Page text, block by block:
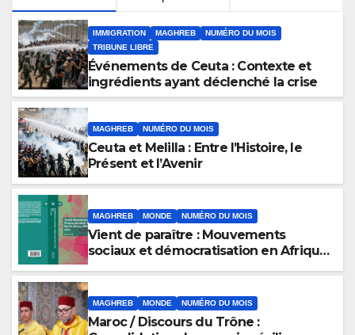
IMMIGRATION MAGHREB
NUMÉRO DU MOIS
TRIBUNE LIBRE
Événements de Ceuta : Contexte et
ingrédients ayant déclenché la crise
MAGHREB NUMÉRO DU MOIS
Ceuta et Melilla : Entre l’Histoire, le
Présent et l’Avenir
MAGHREB MONDE NUMÉRO DU MOIS
Vient de paraître : Mouvements
sociaux et démocratisation en Afrique
MAGHREB MONDE NUMÉRO DU MOIS
Maroc / Discours du Trône :